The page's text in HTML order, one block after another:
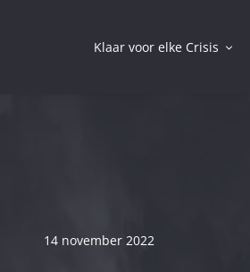
Klaar voor elke Crisis
14 november 2022